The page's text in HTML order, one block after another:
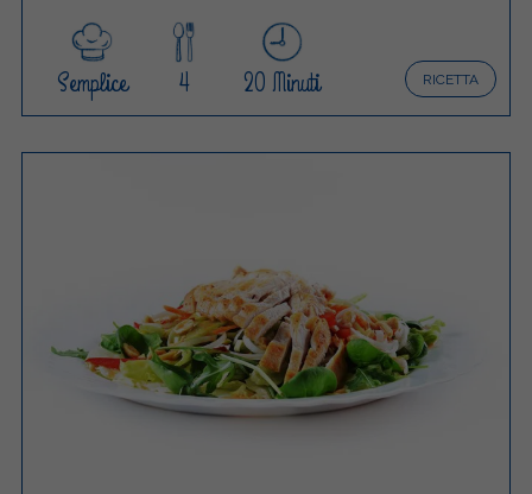
RICETTA
Semplice 4 20 Minuti